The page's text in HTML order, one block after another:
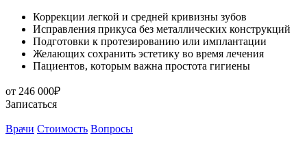
Коррекции легкой и средней кривизны зубов
Исправления прикуса без металлических конструкций
Подготовки к протезированию или имплантации
Желающих сохранить эстетику во время лечения
Пациентов, которым важна простота гигиены
от 246 000₽
Записаться
Врачи Стоимость Вопросы